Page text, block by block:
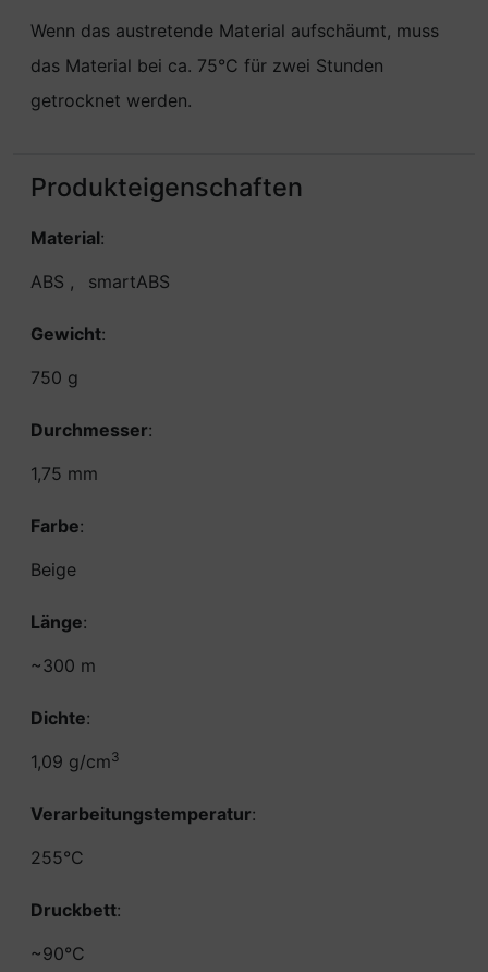
Wenn das austretende Material aufschäumt, muss
das Material bei ca. 75°C für zwei Stunden
getrocknet werden.
Produkteigenschaften
Material:
ABS , smartABS
Gewicht:
750 g
Durchmesser:
1,75 mm
Farbe:
Beige
Länge:
~300 m
Dichte:
1,09 g/cm3
Verarbeitungstemperatur:
255°C
Druckbett:
~90°C